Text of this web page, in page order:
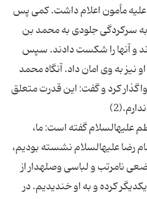
علیه مأمون اعلام داشت. کمی پس
به سرکردگی جلودی به محمد بن
و آنها را شکست دادند. سپس
به وی امان داد. آنگاه محمد
کرد و گفت: این قدرت متعلق
علیه‏السلام گفته است: ما،
رضا علیه‏السلام نشسته بودیم،
نامرتب و لباسی وصله‏دار از
کرده و به او خندیدیم. در